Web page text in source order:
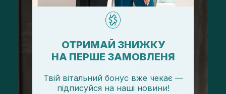
ОТРИМАЙ ЗНИЖКУ
НА ПЕРШЕ ЗАМОВЛЕНЯ
Твій вітальний бонус вже чекає —
підписуйся на наші новини!